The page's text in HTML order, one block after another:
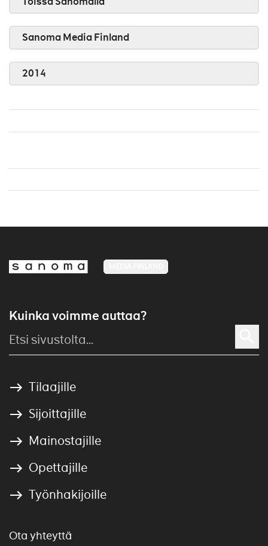
Sanoma Media Finland
2014
Kuinka voimme auttaa?
Tilaajille
Sijoittajille
Mainostajille
Opettajille
Työnhakijoille
Ota yhteyttä